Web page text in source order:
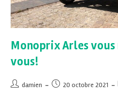
Monoprix Arles vous
vous!
damien 20 octobre 2021